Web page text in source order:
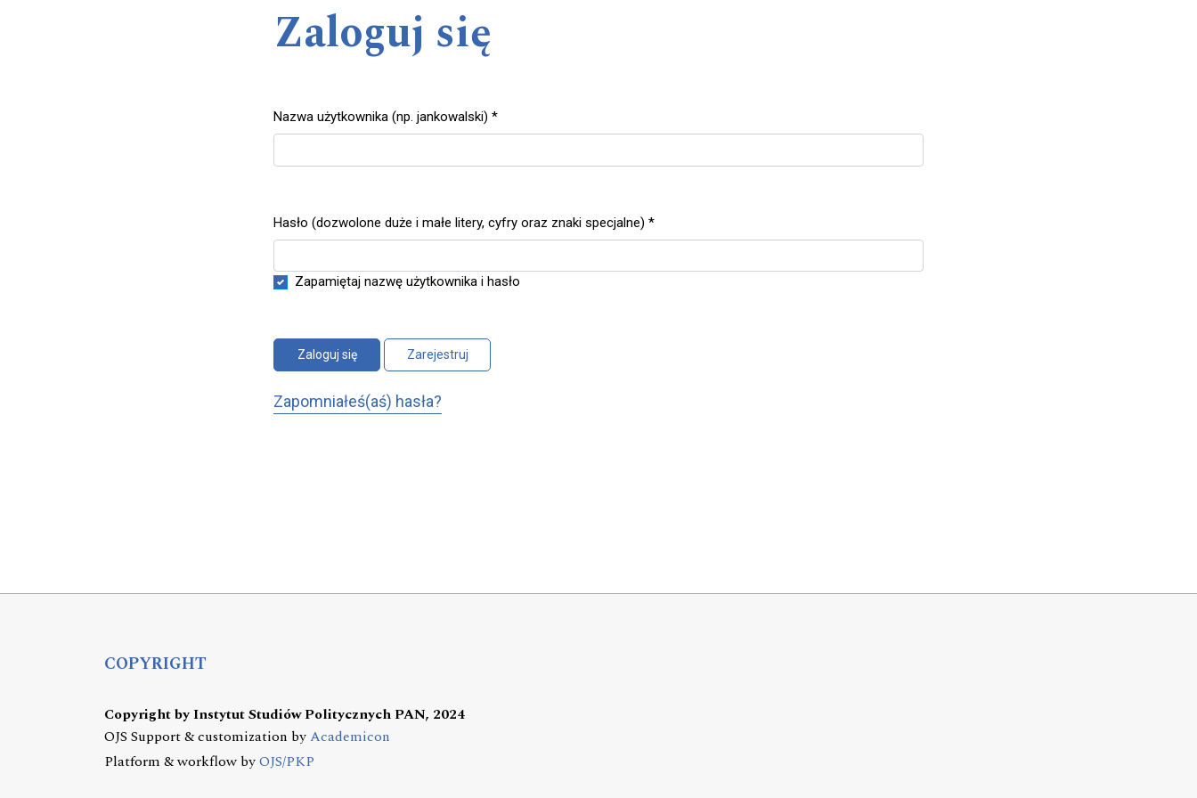
Zaloguj się
Nazwa użytkownika (np. jankowalski) *
Wymagane
Hasło (dozwolone duże i małe litery, cyfry oraz znaki specjalne) *
Wymagane
Zapamiętaj nazwę użytkownika i hasło
Zaloguj się Zarejestruj
Zapomniałeś(aś) hasła?
COPYRIGHT
Copyright by Instytut Studiów Politycznych PAN, 2024
OJS Support & customization byAcademicon
Platform & workflow byOJS/PKP